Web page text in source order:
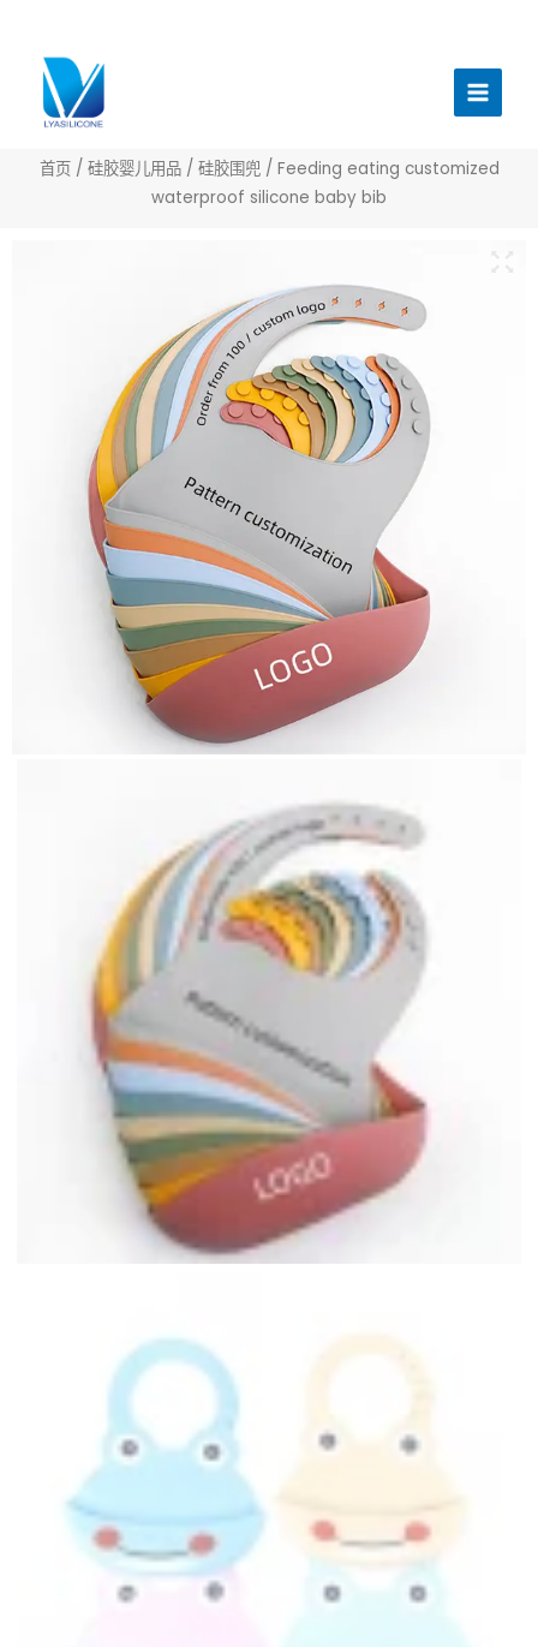
菜
首页/ 硅胶婴儿用品/ 硅胶围兜/ Feeding eating customized
waterproof silicone baby bib